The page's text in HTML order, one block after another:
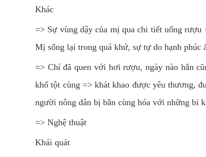
Khác
=> Sự vùng dậy của mị qua chi tiết uống
Mị sống lại trong quá khứ, sự tự do hạnh phúc
=> Chí đã quen với hơi rượu, ngày nào hắn
khổ tột cùng => khát khao được yêu thương,
người nông dân bị bần cùng hóa với những bi
=> Nghệ thuật
Khái quát